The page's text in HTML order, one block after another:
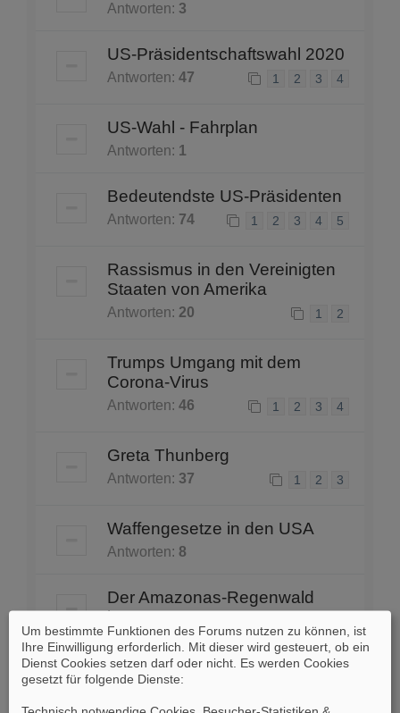
Antworten: 3
US-Präsidentschaftswahl 2020
Antworten: 47 1 2 3 4
US-Wahl - Fahrplan
Antworten: 1
Bedeutendste US-Präsidenten
Antworten: 74 1 2 3 4 5
Rassismus in den Vereinigten
Staaten von Amerika
Antworten: 20 1 2
Trumps Umgang mit dem
Corona-Virus
Antworten: 46 1 2 3 4
Greta Thunberg
Antworten: 37 1 2 3
Waffengesetze in den USA
Antworten: 8
Der Amazonas-Regenwald
brennt
Antworten:5
Einigung: USA dürfen mehr
Rindfleisch in die EU
Um bestimmte Funktionen des Forums nutzen zu können, ist
Ihre Einwilligung erforderlich. Mit dieser wird gesteuert, ob ein
Dienst Cookies setzen darf oder nicht. Es werden Cookies
gesetzt für folgende Dienste: